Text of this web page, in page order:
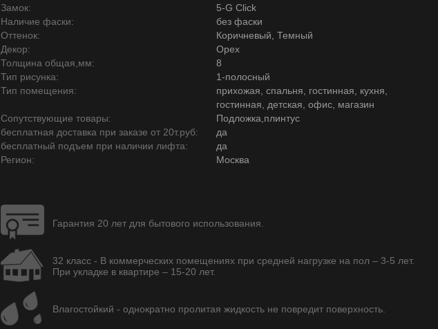
Замок:
5-G Click
Наличие фаски:
без фаски
Оттенок:
Коричневый, Темный
Декор:
Орех
Толщина общая,мм:
8
Тип рисунка:
1-полосный
Тип помещения:
прихожая, спальня, гостинная, кухня,
гостинная, детская, офис, магазин
Сопутствующие товары:
Подложка,плинтус
бесплатная доставка при заказе от 20т.руб:
да
бесплатный подъем при наличии лифта:
да
Регион:
Москва
Гарантия 20 лет для бытового использования.
32 класс - В коммерческих помещениях при средней нагрузке на пол – 3-5 лет.
При укладке в квартире – 15-20 лет.
Влагостойкий - однократно пролитая жидкость не повредит поверхность.